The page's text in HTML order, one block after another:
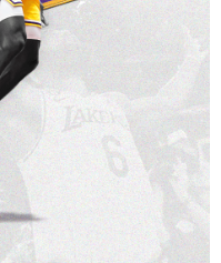
– ATHLÈTES –